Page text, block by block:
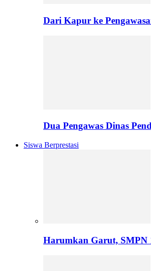
Dari Kapur ke
Dua Pengawas Dinas
Siswa Berprestasi
Harumkan Garut, SMPN